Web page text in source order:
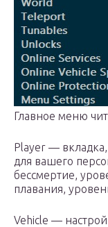
Главное меню
Player —
для вашего
бессмертие,
плавания,
Vehicle —